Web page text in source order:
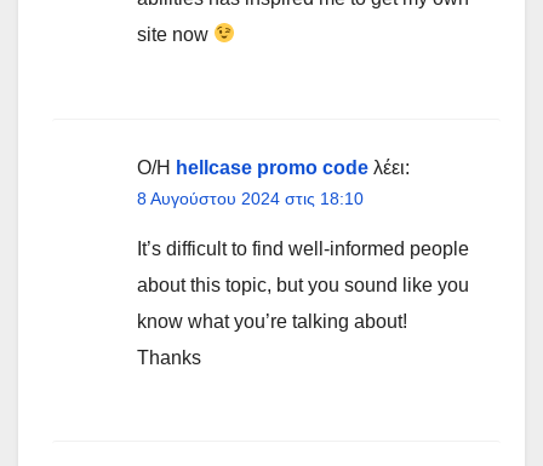
site now
Ο/Η hellcase promo code λέει:
8 Αυγούστου 2024 στις 18:10
It’s difficult to find well-informed people
about this topic, but you sound like you
know what you’re talking about!
Thanks